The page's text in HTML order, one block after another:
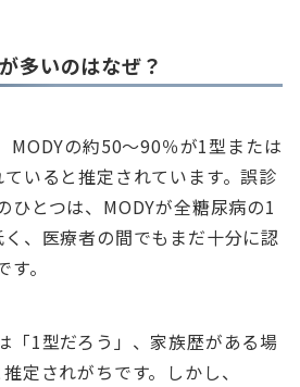
多いのはなぜ？
MODYの約50～90％が1型または
いると推定されています。誤診
ひとつは、MODYが全糖尿病の1
、医療者の間でもまだ十分に認
。
「1型だろう」、家族歴がある場
定されがちです。しかし、